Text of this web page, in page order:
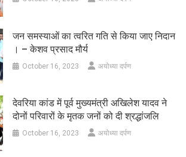
जन समस्याओं का त्वरित गति से किया जाए निदान
। – केशव प्रसाद मौर्य
October 16, 2023 अयोध्या दर्पण
देवरिया कांड में पूर्व मुख्यमंत्री अखिलेश यादव ने
दोनों परिवारों के मृतक जनों को दी श्रद्धांजलि
October 16, 2023 अयोध्या दर्पण